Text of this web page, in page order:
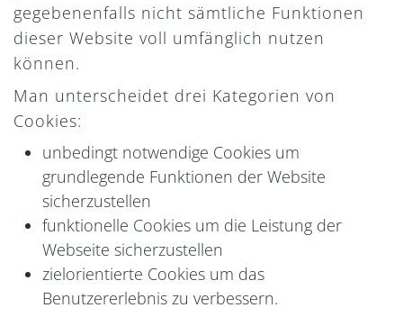
gegebenenfalls nicht sämtliche Funktionen
dieser Website voll umfänglich nutzen
können.
Man unterscheidet drei Kategorien von
Cookies:
unbedingt notwendige Cookies um
grundlegende Funktionen der Website
sicherzustellen
funktionelle Cookies um die Leistung der
Webseite sicherzustellen
zielorientierte Cookies um das
Benutzererlebnis zu verbessern.